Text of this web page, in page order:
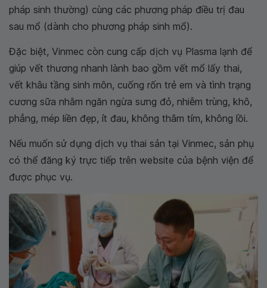
pháp sinh thường) cùng các phương pháp điều trị đau
sau mổ (dành cho phương pháp sinh mổ).
Đặc biệt, Vinmec còn cung cấp dịch vụ Plasma lạnh để
giúp vết thương nhanh lành bao gồm vết mổ lấy thai,
vết khâu tầng sinh môn, cuống rốn trẻ em và tình trạng
cương sữa nhằm ngăn ngừa sưng đỏ, nhiễm trùng, khô,
phẳng, mép liền đẹp, ít đau, không thâm tím, không lồi.
Nếu muốn sử dụng dịch vụ thai sản tại Vinmec, sản phụ
có thể đăng ký trực tiếp trên website của bệnh viện để
được phục vụ.